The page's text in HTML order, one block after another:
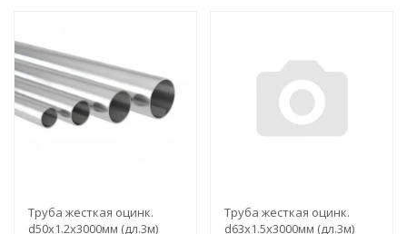
Труба жесткая оцинк.
d50х1.2х3000мм (дл.3м)
Труба жесткая оцинк.
d63х1.5х3000мм (дл.3м)